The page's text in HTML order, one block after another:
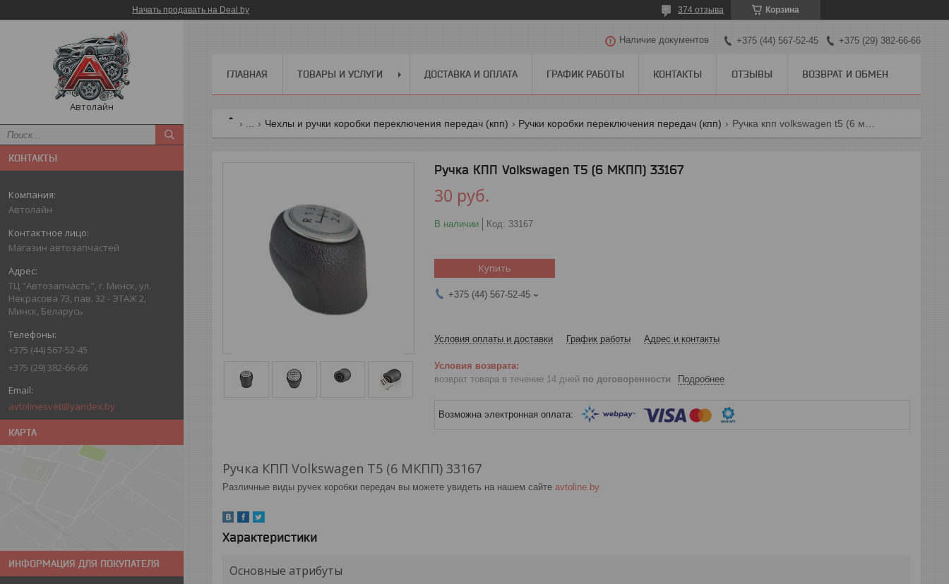
Начать продавать на Deal.by Корзина
374 отзыва
Автолайн
КОНТАКТЫ
Автолайн
Магазин автозапчастей
ТЦ "Автозапчасть", г. Минск, ул.
Некрасова 73, пав. 32 - ЭТАЖ 2,
Минск, Беларусь
+375 (44) 567-52-45
+375 (29) 382-66-66
avtolinesvet@yandex.by
КАРТА
ИНФОРМАЦИЯ ДЛЯ ПОКУПАТЕЛЯ
Наличие документов +375 (44) 567-52-45 +375 (29) 382-66-66
ГЛАВНАЯ ТОВАРЫ И УСЛУГИ ДОСТАВКА И ОПЛАТА ГРАФИК РАБОТЫ КОНТАКТЫ ОТЗЫВЫ ВОЗВРАТ И ОБМЕН
Чехлы и ручки коробки переключения передач (кпп) Ручки коробки переключения передач (кпп)
Ручка КПП Volkswagen T5 (6 МКПП) 33167
30 руб.
В наличии Код: 33167
Купить
+375 (44) 567-52-45
Условия оплаты и доставки График работы Адрес и контакты
возврат товара в течение 14 дней по договоренности Подробнее
Ручка КПП Volkswagen T5 (6 МКПП) 33167
Различные виды ручек коробки передач вы можете увидеть на нашем сайте avtoline.by
Характеристики
Основные атрибуты